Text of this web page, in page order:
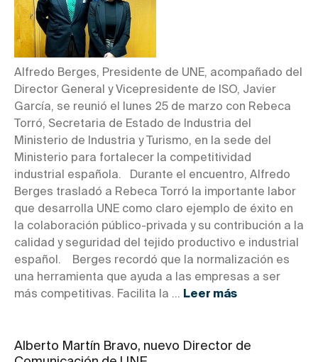
Alfredo Berges, Presidente de UNE, acompañado del
Director General y Vicepresidente de ISO, Javier
García, se reunió el lunes 25 de marzo con Rebeca
Torró, Secretaria de Estado de Industria del
Ministerio de Industria y Turismo, en la sede del
Ministerio para fortalecer la competitividad
industrial española. Durante el encuentro, Alfredo
Berges trasladó a Rebeca Torró la importante labor
que desarrolla UNE como claro ejemplo de éxito en
la colaboración público-privada y su contribución a la
calidad y seguridad del tejido productivo e industrial
español. Berges recordó que la normalización es
una herramienta que ayuda a las empresas a ser
más competitivas. Facilita la ... Leer más
Alberto Martín Bravo, nuevo Director de